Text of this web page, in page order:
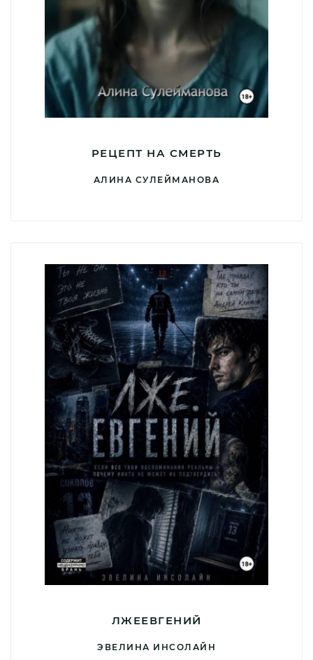
РЕЦЕПТ НА СМЕРТЬ
АЛИНА СУЛЕЙМАНОВА
ЛЖЕЕВГЕНИЙ
ЭВЕЛИНА ИНСОЛАЙН